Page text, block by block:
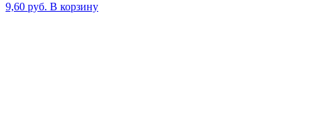
9,60 руб. В корзину